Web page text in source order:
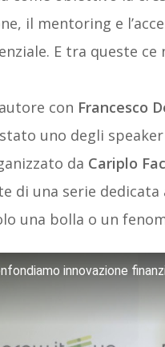
il mentoring e
E tra queste ce
con Francesco
uno degli speaker
da Cariplo
di una serie
una bolla o un
innovazione